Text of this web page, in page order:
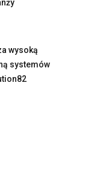
wysoką
systemów